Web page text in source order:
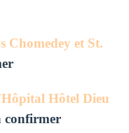
Chomedey et St.
Hôtel Dieu
confirmer